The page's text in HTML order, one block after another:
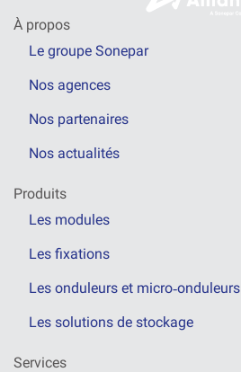
À propos
Le groupe Sonepar
Nos agences
Nos partenaires
Nos actualités
Produits
Les modules
Les fixations
Les onduleurs et micro‑onduleurs
Les solutions de stockage
Services